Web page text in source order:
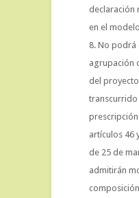
declaración
en el
No podrá
agrupación
del
artículos 46
de 25 de
admitirán